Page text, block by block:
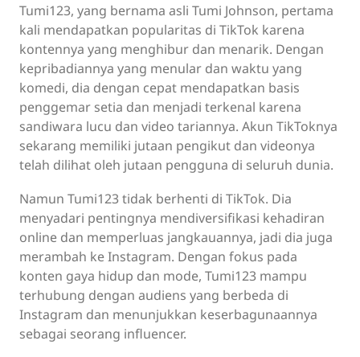
Tumi123, yang bernama asli Tumi Johnson, pertama
kali mendapatkan popularitas di TikTok karena
kontennya yang menghibur dan menarik. Dengan
kepribadiannya yang menular dan waktu yang
komedi, dia dengan cepat mendapatkan basis
penggemar setia dan menjadi terkenal karena
sandiwara lucu dan video tariannya. Akun TikToknya
sekarang memiliki jutaan pengikut dan videonya
telah dilihat oleh jutaan pengguna di seluruh dunia.
Namun Tumi123 tidak berhenti di TikTok. Dia
menyadari pentingnya mendiversifikasi kehadiran
online dan memperluas jangkauannya, jadi dia juga
merambah ke Instagram. Dengan fokus pada
konten gaya hidup dan mode, Tumi123 mampu
terhubung dengan audiens yang berbeda di
Instagram dan menunjukkan keserbagunaannya
sebagai seorang influencer.